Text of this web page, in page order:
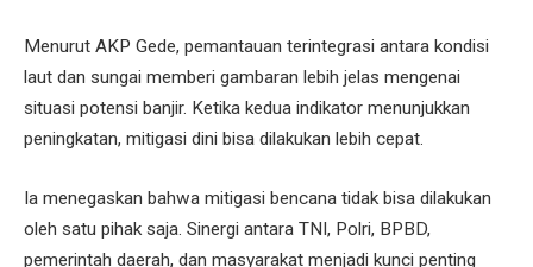
Menurut AKP Gede, pemantauan terintegrasi antara kondisi
laut dan sungai memberi gambaran lebih jelas mengenai
situasi potensi banjir. Ketika kedua indikator menunjukkan
peningkatan, mitigasi dini bisa dilakukan lebih cepat.
Ia menegaskan bahwa mitigasi bencana tidak bisa dilakukan
oleh satu pihak saja. Sinergi antara TNI, Polri, BPBD,
pemerintah daerah, dan masyarakat menjadi kunci penting